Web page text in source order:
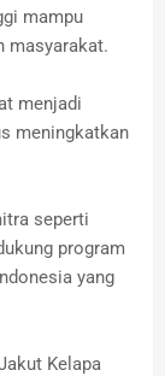
mampu
masyarakat.
menjadi
meningkatkan
seperti
program
yang
Kelapa